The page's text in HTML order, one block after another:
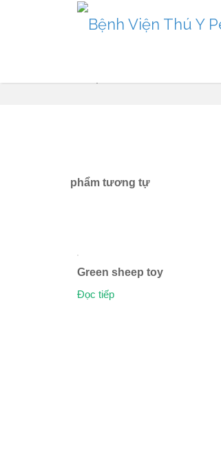
phẩm tương tự
Green sheep toy
Đọc tiếp